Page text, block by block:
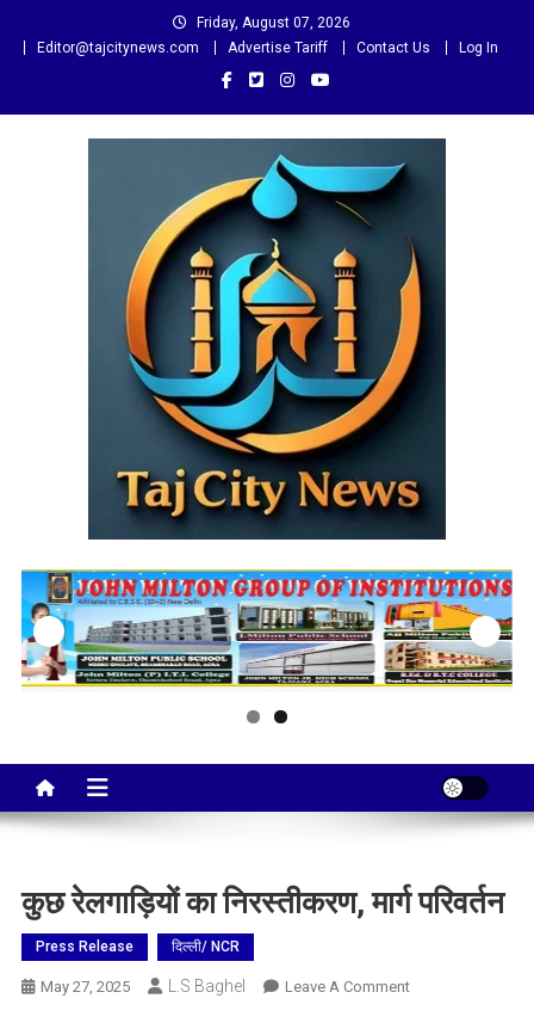
Friday, August 07, 2026
Editor@tajcitynews.com
Advertise Tariff Contact Us Log In
Taj City News
कुछ रेलगाड़ियों का निरस्तीकरण, मार्ग परिवर्तन
Press Release दिल्ली/ NCR
May 27, 2025 L.S Baghel Leave A CommentOn